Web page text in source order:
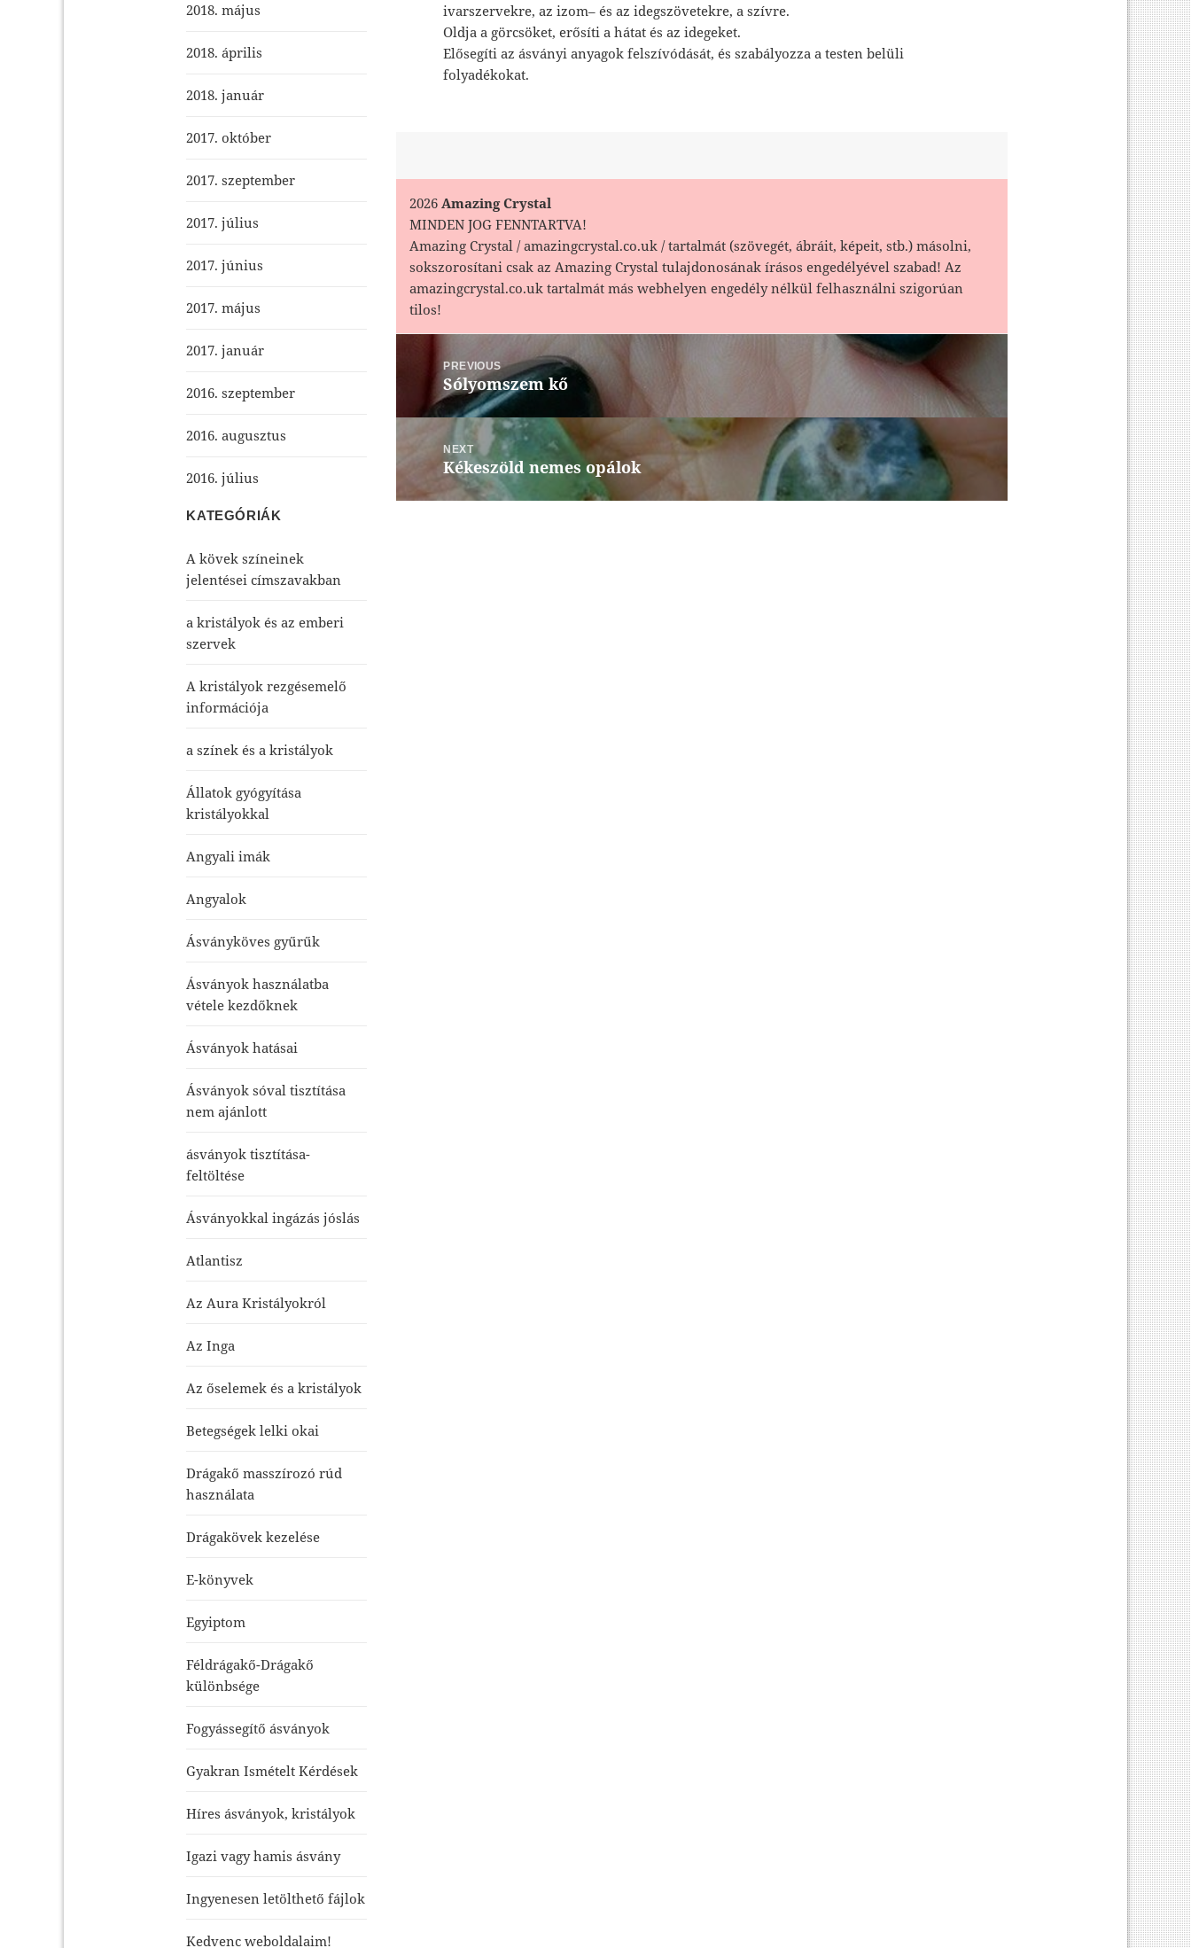
ivarszervekre, az izom– és az idegszövetekre, a szívre.
Oldja a görcsöket, erősíti a hátat és az idegeket.
Elősegíti az ásványi anyagok felszívódását, és szabályozza a testen belüli
folyadékokat.
2026 Amazing Crystal
MINDEN JOG FENNTARTVA!
Amazing Crystal / amazingcrystal.co.uk / tartalmát (szövegét, ábráit, képeit, stb.) másolni,
sokszorosítani csak az Amazing Crystal tulajdonosának írásos engedélyével szabad! Az
amazingcrystal.co.uk tartalmát más webhelyen engedély nélkül felhasználni szigorúan
tilos!
navigációPREVIOUS
Previous
post:
Sólyomszem kő
NEXT
Next
post:
Kékeszöld nemes opálok
2018. május
2018. április
2018. január
2017. október
2017. szeptember
2017. július
2017. június
2017. május
2017. január
2016. szeptember
2016. augusztus
2016. július
KATEGÓRIÁK
A kövek színeinek
jelentései címszavakban
a kristályok és az emberi
szervek
A kristályok rezgésemelő
információja
a színek és a kristályok
Állatok gyógyítása
kristályokkal
Angyali imák
Angyalok
Ásványköves gyűrűk
Ásványok használatba
vétele kezdőknek
Ásványok hatásai
Ásványok sóval tisztítása
nem ajánlott
ásványok tisztítása-
feltöltése
Ásványokkal ingázás jóslás
Atlantisz
Az Aura Kristályokról
Az Inga
Az őselemek és a kristályok
Betegségek lelki okai
Drágakő masszírozó rúd
használata
Drágakövek kezelése
E-könyvek
Egyiptom
Féldrágakő-Drágakő
különbsége
Fogyássegítő ásványok
Gyakran Ismételt Kérdések
Híres ásványok, kristályok
Igazi vagy hamis ásvány
Ingyenesen letölthető fájlok
Kedvenc weboldalaim!